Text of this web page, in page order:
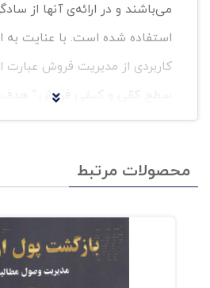
می‌باشند و در ارائه‌ی آنها از
استفاده شده است. با عنایت به
کاربردی از مدیریت فروش عبارت
سطح کمّی و کیفی فروش." هدف
فروش این است که با پوشش
مشتری و در نهایت، وصول مطالبات
مقایسه با سنوات مشابه
بالارونده برخوردار باشیم.
محصولات مرتبط